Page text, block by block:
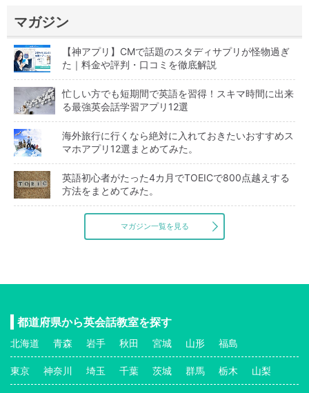
マガジン
【神アプリ】CMで話題のスタディサプリが怪物過ぎ
た｜料金や評判・口コミを徹底解説
忙しい方でも短期間で英語を習得！スキマ時間に出来
る最強英会話学習アプリ12選
海外旅行に行くなら絶対に入れておきたいおすすめス
マホアプリ12選まとめてみた。
英語初心者がたった4カ月でTOEICで800点越えする
方法をまとめてみた。
マガジン一覧を見る
都道府県から英会話教室を探す
北海道 青森 岩手 秋田 宮城 山形 福島
東京 神奈川 埼玉 千葉 茨城 群馬 栃木 山梨